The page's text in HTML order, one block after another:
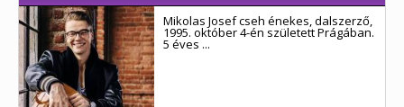
Mikolas Josef cseh énekes, dalszerző,
1995. október 4-én született Prágában.
5 éves ...